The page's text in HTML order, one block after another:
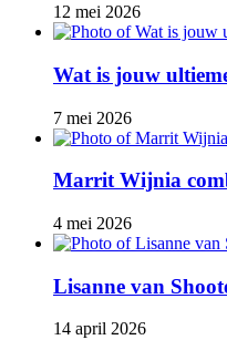
12 mei 2026
Wat is jouw
7 mei 2026
Marrit Wijnia
4 mei 2026
Lisanne van
14 april 2026